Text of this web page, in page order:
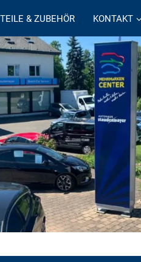
TEILE & ZUBEHÖR KONTAKT